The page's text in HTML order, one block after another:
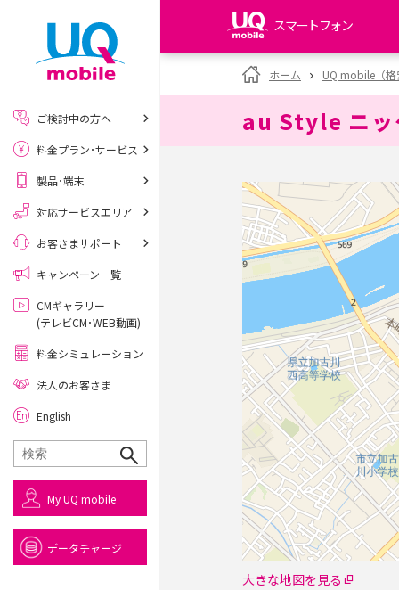
スマートフォン
my UQ WiMAX
UQ WiMAX ご契約の方
My UQ mobile
UQ mobile
データチャージサイト
ホーム UQ mobile（
au Style ニッ
大きな地図を見る
ご検討中の方へ
料金プラン･サービス
製品･端末
対応サービスエリア
お客さまサポート
キャンペーン一覧
CMギャラリー
(テレビCM･WEB動画)
料金シミュレーション
法人のお客さま
English
My UQ mobile
データチャージ